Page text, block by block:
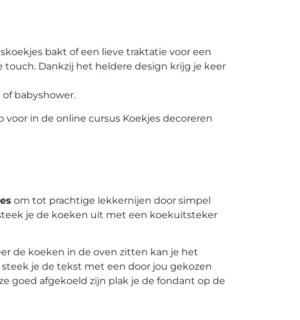
bakt of een lieve traktatie voor een
Dankzij het heldere design krijg je keer
babyshower.
in de online cursus Koekjes decoreren
om tot prachtige lekkernijen door simpel
je de koeken uit met een koekuitsteker
de koeken in de oven zitten kan je het
je de tekst met een door jou gekozen
goed afgekoeld zijn plak je de fondant op de